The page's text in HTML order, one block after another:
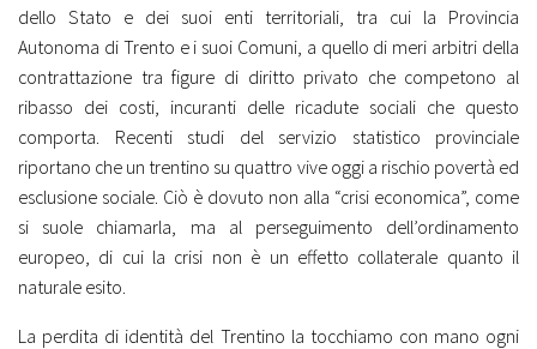
dello Stato e dei suoi enti territoriali, tra cui la Provincia
Autonoma di Trento e i suoi Comuni, a quello di meri arbitri della
contrattazione tra figure di diritto privato che competono al
ribasso dei costi, incuranti delle ricadute sociali che questo
comporta. Recenti studi del servizio statistico provinciale
riportano che un trentino su quattro vive oggi a rischio povertà ed
esclusione sociale. Ciò è dovuto non alla “crisi economica”, come
si suole chiamarla, ma al perseguimento dell’ordinamento
europeo, di cui la crisi non è un effetto collaterale quanto il
naturale esito.
La perdita di identità del Trentino la tocchiamo con mano ogni